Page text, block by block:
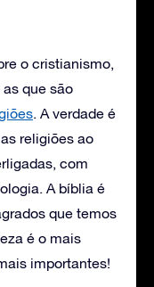
o cristianismo,
que são
. A verdade é
religiões ao
com
A bíblia é
que temos
é o mais
importantes!